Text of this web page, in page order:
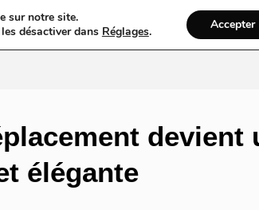
Mariage Ambulance Locations De
devient
élégante
sur notre site.
désactiver dans Réglages. Accepter